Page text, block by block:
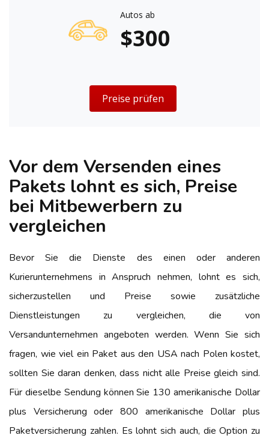
Autos ab
$300
Preise prüfen
Vor dem Versenden eines
Pakets lohnt es sich, Preise
bei Mitbewerbern zu
vergleichen
Bevor Sie die Dienste des einen oder anderen
Kurierunternehmens in Anspruch nehmen, lohnt es sich,
sicherzustellen und Preise sowie zusätzliche
Dienstleistungen zu vergleichen, die von
Versandunternehmen angeboten werden. Wenn Sie sich
fragen, wie viel ein Paket aus den USA nach Polen kostet,
sollten Sie daran denken, dass nicht alle Preise gleich sind.
Für dieselbe Sendung können Sie 130 amerikanische Dollar
plus Versicherung oder 800 amerikanische Dollar plus
Paketversicherung zahlen. Es lohnt sich auch, die Option zu